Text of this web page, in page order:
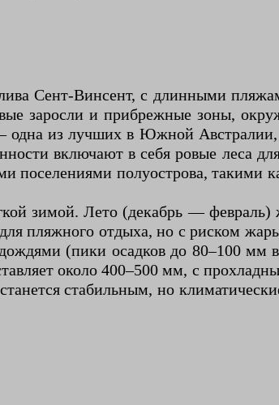
Сент-Винсент, с длинными
заросли и прибрежные зоны,
из лучших в Южной
включают в себя ровые леса
поселениями полуострова,
зимой. Лето (декабрь — февраль)
пляжного отдыха, но с риском
(пики осадков до 80–100
около 400–500 мм, с
стабильным, но